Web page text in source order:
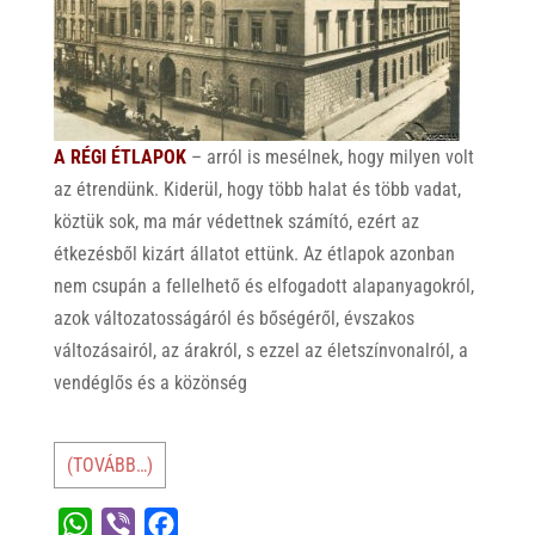
A RÉGI ÉTLAPOK – arról is mesélnek, hogy milyen volt
az étrendünk. Kiderül, hogy több halat és több vadat,
köztük sok, ma már védettnek számító, ezért az
étkezésből kizárt állatot ettünk. Az étlapok azonban
nem csupán a fellelhető és elfogadott alapanyagokról,
azok változatosságáról és bőségéről, évszakos
változásairól, az árakról, s ezzel az életszínvonalról, a
vendéglős és a közönség
(TOVÁBB…)